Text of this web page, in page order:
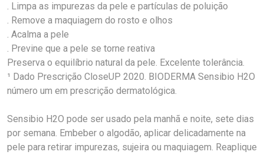
. Limpa as impurezas da pele e partículas de poluição
. Remove a maquiagem do rosto e olhos
. Acalma a pele
. Previne que a pele se torne reativa
Preserva o equilíbrio natural da pele. Excelente tolerância.
¹ Dado Prescrição CloseUP 2020. BIODERMA Sensibio H2O
número um em prescrição dermatológica.
Sensibio H2O pode ser usado pela manhã e noite, sete dias
por semana. Embeber o algodão, aplicar delicadamente na
pele para retirar impurezas, sujeira ou maquiagem. Reaplique